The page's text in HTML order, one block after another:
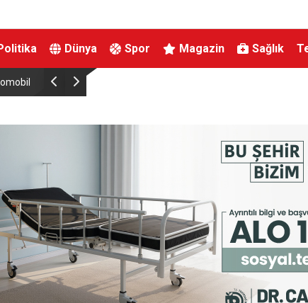
Dünya Spor Magazin Sağlık
Türkiye Uluslararası Nükleer Bilim Olimpiyatında Altın Madalya